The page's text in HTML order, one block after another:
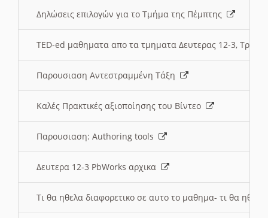
Δηλώσεις επιλογών για το Τμήμα της Πέμπτης
TED-ed μαθηματα απο τα τμηματα Δευτερας 12-3,
Παρουσιαση Αντεστραμμένη Τάξη
Καλές Πρακτικές αξιοποίησης του Βίντεο
Παρουσιαση: Authoring tools
Δευτερα 12-3 PbWorks αρχικα
Τι θα ηθελα διαφορετικο σε αυτο το μαθημα- τι θα